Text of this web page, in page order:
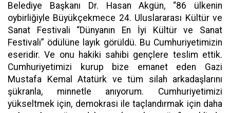
Belediye Başkanı Dr. Hasan Akgün, “86 ülkenin
oybirliğiyle Büyükçekmece 24. Uluslararası Kültür ve
Sanat Festivali “Dünyanın En İyi Kültür ve Sanat
Festivali” ödülüne layık görüldü. Bu Cumhuriyetimizin
eseridir. Ve onu hakiki sahibi gençlere teslim ettik.
Cumhuriyetimizi kurup bize emanet eden Gazi
Mustafa Kemal Atatürk ve tüm silah arkadaşlarını
şükranla, minnetle anıyorum. Cumhuriyetimizi
yükseltmek için, demokrasi ile taçlandırmak için daha